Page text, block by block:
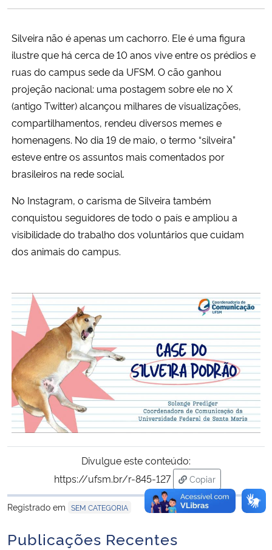
Ministério da Cidadania
Ministério da Saúde
Ministério de Minas e Energia
Ministério da Ciência, Tecnologia, Inovações e Comunicações
Ministério do Meio Ambiente
Ministério do Turismo
Ministério do Desenvolvimento Regional
Controladoria-Geral da União
Secretaria-Geral
Secretaria de Governo
Gabinete de Segurança Institucional
Advocacia-Geral da União
Banco Central do Brasil
Silveira não é apenas um cachorro. Ele é uma figura
ilustre que há cerca de 10 anos vive entre os prédios e
ruas do campus sede da UFSM. O cão ganhou
projeção nacional: uma postagem sobre ele no X
(antigo Twitter) alcançou milhares de visualizações,
compartilhamentos, rendeu diversos memes e
homenagens. No dia 19 de maio, o termo “silveira”
esteve entre os assuntos mais comentados por
brasileiros na rede social.
No Instagram, o carisma de Silveira também
conquistou seguidores de todo o país e ampliou a
visibilidade do trabalho dos voluntários que cuidam
dos animais do campus.
Divulgue este conteúdo:
https://ufsm.br/r-845-127
Copiar
para área de
Registrado em SEM CATEGORIA
Publicações Recentes